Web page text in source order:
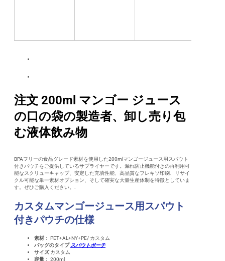
注文 200ml マンゴー ジュース
の口の袋の製造者、卸し売り包
む液体飲み物
BPAフリーの食品グレード素材を使用した200mlマンゴージュース用スパウト
付きパウチをご提供しているサプライヤーです。漏れ防止機能付きの再利用可
能なスクリューキャップ、安定した充填性能、高品質なフレキソ印刷、リサイ
クル可能な単一素材オプション、そして確実な大量生産体制を特徴としていま
す。ぜひご購入ください。.
カスタムマンゴージュース用スパウト
付きパウチの仕様
素材： PET+AL+NY+PE/ カスタム
バッグのタイプ スパウトポーチ
サイズカスタム
容量： 200ml